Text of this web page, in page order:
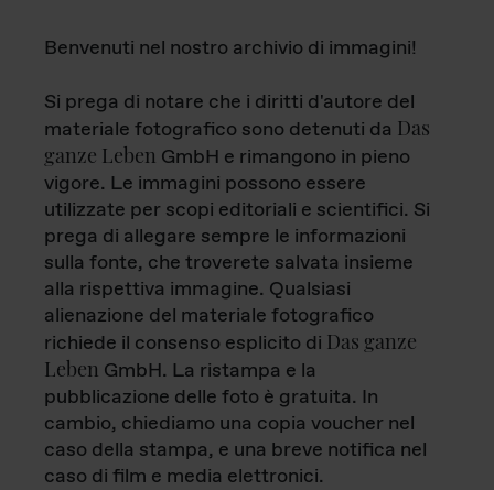
Benvenuti nel nostro archivio di immagini!
Si prega di notare che i diritti d'autore del
materiale fotografico sono detenuti da Das
ganze Leben GmbH e rimangono in pieno
vigore. Le immagini possono essere
utilizzate per scopi editoriali e scientifici. Si
prega di allegare sempre le informazioni
sulla fonte, che troverete salvata insieme
alla rispettiva immagine. Qualsiasi
alienazione del materiale fotografico
richiede il consenso esplicito di Das ganze
Leben GmbH. La ristampa e la
pubblicazione delle foto è gratuita. In
cambio, chiediamo una copia voucher nel
caso della stampa, e una breve notifica nel
caso di film e media elettronici.